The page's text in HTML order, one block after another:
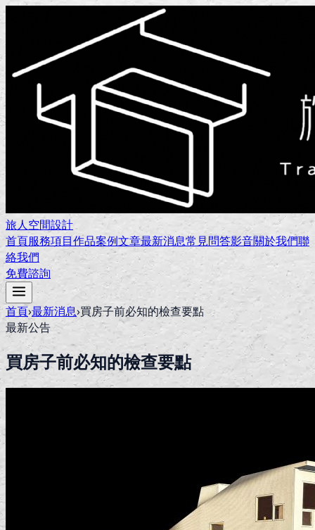
旅人空間設計
首頁服務項目作品案例文章最新消息常見問答影音關於我們聯
絡我們
免費諮詢
首頁›最新消息›買房子前必知的檢查要點
最新公告
買房子前必知的檢查要點